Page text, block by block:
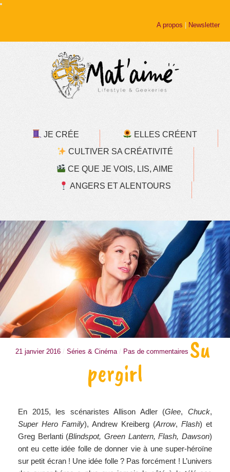
A propos | Newsletter
JE CRÉE
ELLES CRÉENT
CULTIVER SA CRÉATIVITÉ
CE QUE JE VOIS, LIS, AIME
ANGERS ET ALENTOURS
21 janvier 2016 / Séries & Cinéma / Pas de commentaires Su
pergirl
En 2015, les scénaristes Allison Adler (Glee,Chuck,
Super Hero Family), Andrew Kreiberg (Arrow, Flash) et
Greg Berlanti (Blindspot, Green Lantern, Flash, Dawson)
ont eu cette idée folle de donner vie à une super-héroïne
sur petit écran ! Une idée folle ? Pas forcément ! L’univers